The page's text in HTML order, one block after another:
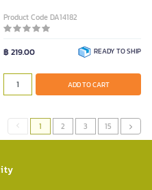
Product Code DA14182
฿ 219.00 READY TO SHIP
ADD TO CART
1 2 3 15